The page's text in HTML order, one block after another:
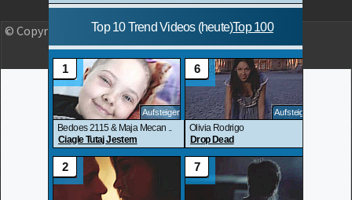
© Copyright 2023 OLJO